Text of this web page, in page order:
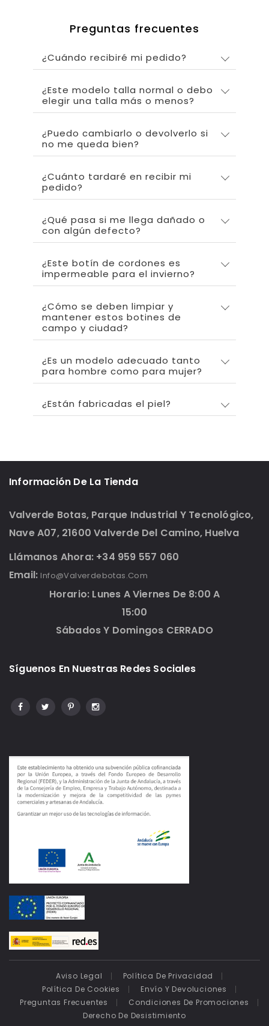
Preguntas frecuentes
¿Cuándo recibiré mi pedido?
¿Este modelo talla normal o debo
elegir una talla más o menos?
¿Puedo cambiarlo o devolverlo si
no me queda bien?
¿Cuánto tardaré en recibir mi
pedido?
¿Qué pasa si me llega dañado o
con algún defecto?
¿Este botín de cordones es
impermeable para el invierno?
¿Cómo se deben limpiar y
mantener estos botines de
campo y ciudad?
¿Es un modelo adecuado tanto
para hombre como para mujer?
¿Están fabricadas el piel?
Información De La Tienda
Valverde Botas, Parque Industrial Y Tecnológico,
Nave A07, 21600 Valverde Del Camino, Huelva
Llámanos Ahora: +34 959 557 060
Email: Info@valverdebotas.com
Horario: Lunes A Viernes De 8:00 A
15:00
Sábados Y Domingos CERRADO
Síguenos En Nuestras Redes Sociales
Aviso Legal
Política De Privacidad
Política De Cookies
Envío Y Devoluciones
Preguntas Frecuentes
Condiciones De Promociones
Derecho De Desistimiento